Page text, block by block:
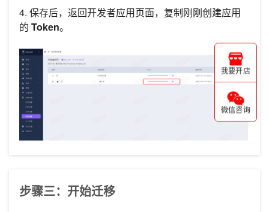
4. 保存后，返回开发者应用页面，复制刚刚创建应用
的 Token。
步骤三：开始迁移
我要开店
微信咨询